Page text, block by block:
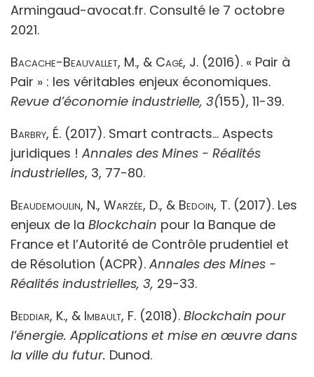
Armingaud-avocat.fr. Consulté le 7 octobre
2021.
Bacache-Beauvallet, M., & Cagé, J. (2016). « Pair à
Pair » : les véritables enjeux économiques.
Revue d’économie industrielle, 3(155), 11-39.
Barbry, É. (2017). Smart contracts... Aspects
juridiques ! Annales des Mines - Réalités
industrielles, 3, 77-80.
Beaudemoulin, N., Warzée, D., & Bedoin, T. (2017). Les
enjeux de la Blockchain pour la Banque de
France et l’Autorité de Contrôle prudentiel et
de Résolution (ACPR). Annales des Mines -
Réalités industrielles, 3, 29-33.
Beddiar, K., & Imbault, F. (2018). Blockchain pour
l’énergie. Applications et mise en œuvre dans
la ville du futur. Dunod.